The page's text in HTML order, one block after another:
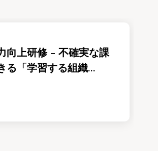
向上研修 – 不確実な課
る「学習する組織...